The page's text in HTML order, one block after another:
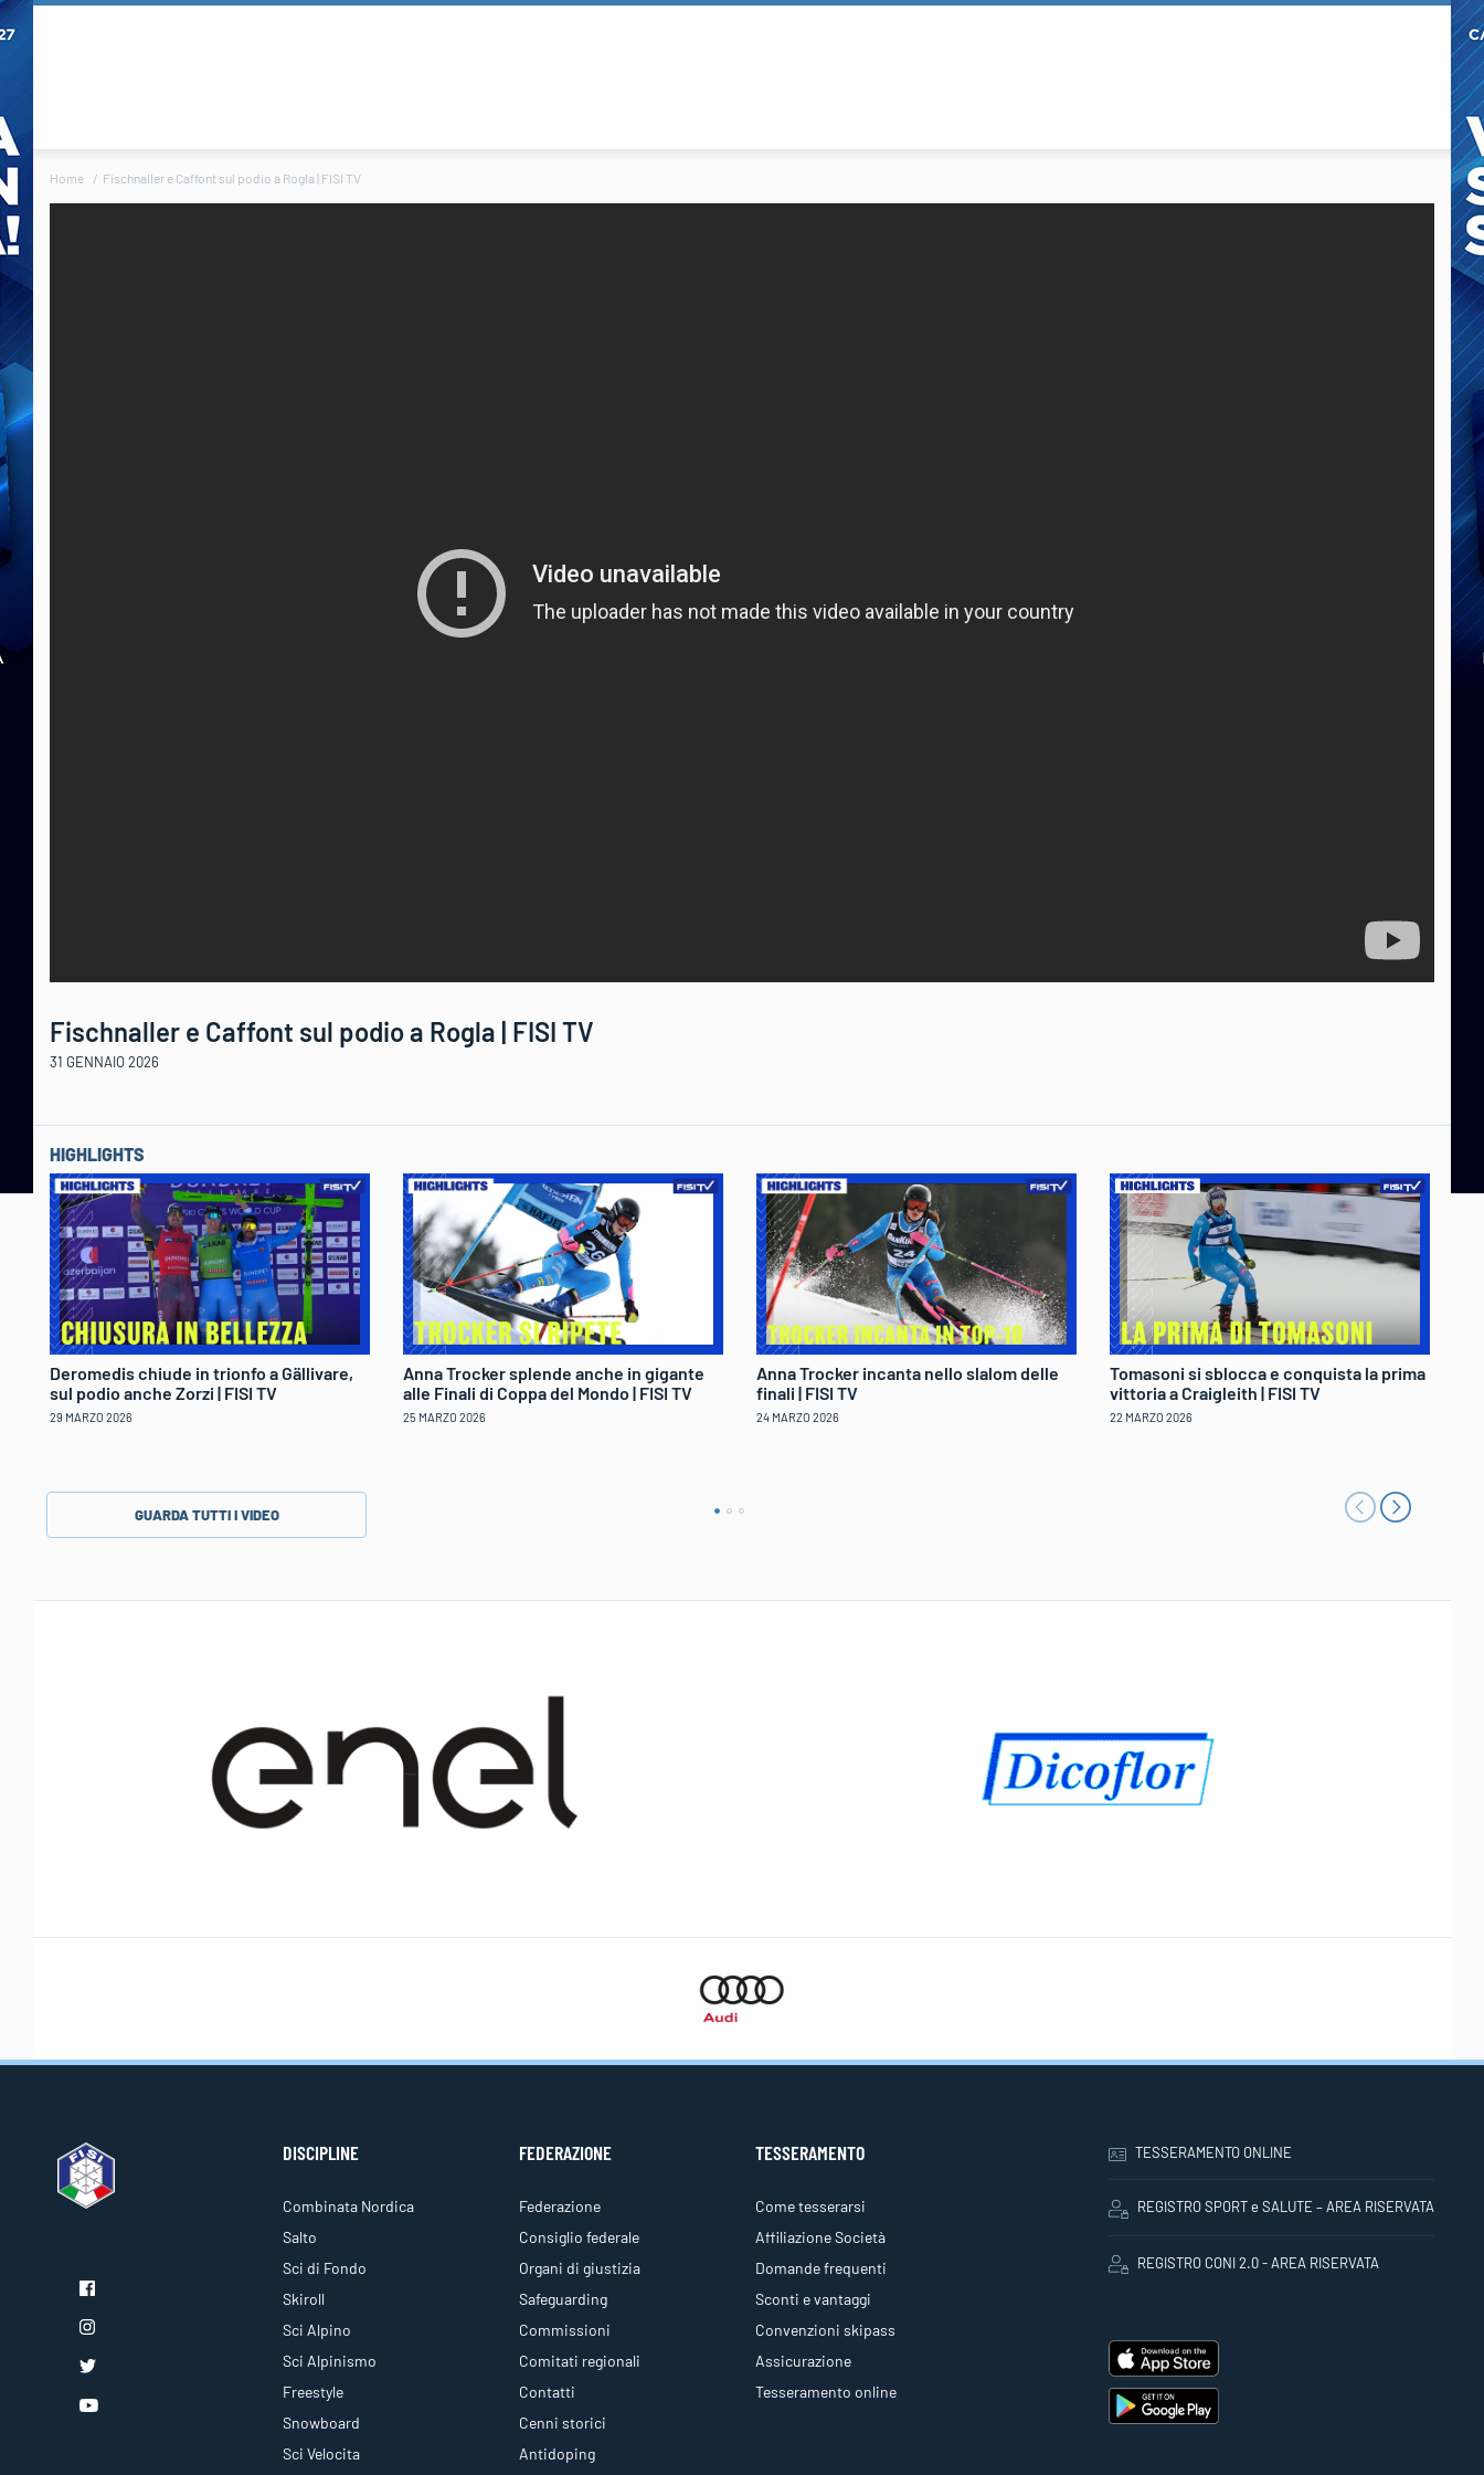
Home Fischnaller e Caffont sul podio a Rogla | FISI TV
Fischnaller e Caffont sul podio a Rogla | FISI TV
31 GENNAIO 2026
HIGHLIGHTS
Deromedis chiude in trionfo a Gällivare,
sul podio anche Zorzi | FISI TV
29 MARZO 2026
Anna Trocker splende anche in gigante
alle Finali di Coppa del Mondo | FISI TV
25 MARZO 2026
Anna Trocker incanta nello slalom delle
finali | FISI TV
24 MARZO 2026
Tomasoni si sblocca e conquista la prima
vittoria a Craigleith | FISI TV
22 MARZO 2026
GUARDA TUTTI I VIDEO
DISCIPLINE
Combinata Nordica
Salto
Sci di Fondo
Skiroll
Sci Alpino
Sci Alpinismo
Freestyle
Snowboard
Sci Velocita
FEDERAZIONE
Federazione
Consiglio federale
Organi di giustizia
Safeguarding
Commissioni
Comitati regionali
Contatti
Cenni storici
Antidoping
TESSERAMENTO
Come tesserarsi
Affiliazione Società
Domande frequenti
Sconti e vantaggi
Convenzioni skipass
Assicurazione
Tesseramento online
TESSERAMENTO ONLINE
REGISTRO SPORT e SALUTE – AREA RISERVATA
REGISTRO CONI 2.0 - AREA RISERVATA